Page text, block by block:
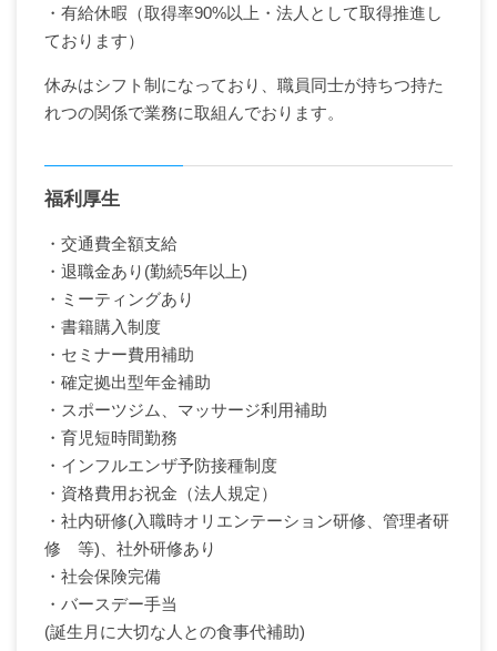
・有給休暇（取得率90%以上・法人として取得推進し
ております）
休みはシフト制になっており、職員同士が持ちつ持た
れつの関係で業務に取組んでおります。
福利厚生
・交通費全額支給
・退職金あり(勤続5年以上)
・ミーティングあり
・書籍購入制度
・セミナー費用補助
・確定拠出型年金補助
・スポーツジム、マッサージ利用補助
・育児短時間勤務
・インフルエンザ予防接種制度
・資格費用お祝金（法人規定）
・社内研修(入職時オリエンテーション研修、管理者研
修 等)、社外研修あり
・社会保険完備
・バースデー手当
(誕生月に大切な人との食事代補助)